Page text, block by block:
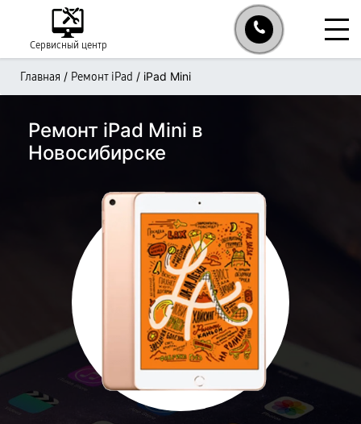
Сервисный центр
Главная / Ремонт iPad / iPad Mini
Ремонт iPad Mini в
Новосибирске